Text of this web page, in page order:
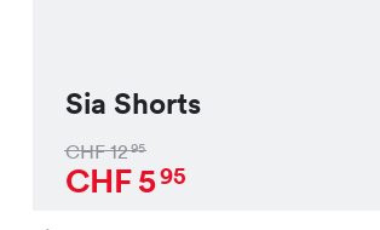
Sia Shorts
CHF1295
CHF595